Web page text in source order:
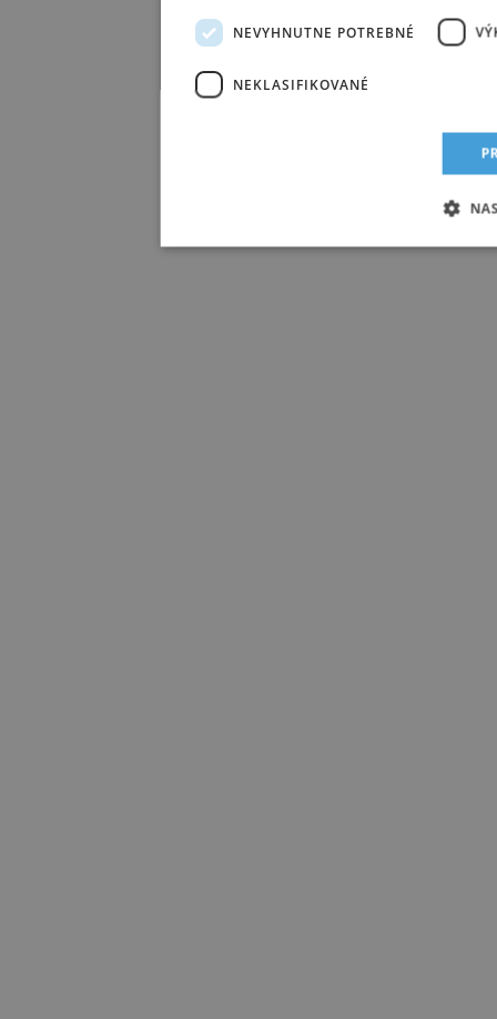
NEVYHNUTNE POTREBNÉ
NEKLASIFIKOVANÉ